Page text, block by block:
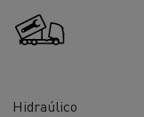
Hidraúlico